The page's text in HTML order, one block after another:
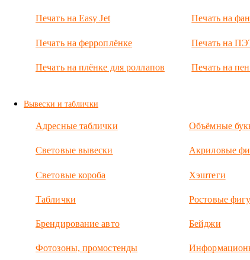
Печать на Easy Jet
Печать на ферроплёнке
Печать на плёнке для роллапов
Печать на
Печать на
Печать на
Вывески и таблички
Адресные таблички
Световые вывески
Световые короба
Таблички
Брендирование авто
Фотозоны, промостенды
Объёмные
Акриловые
Хэштеги
Ростовые
Бейджи
транспортной
Кут, что в
области.